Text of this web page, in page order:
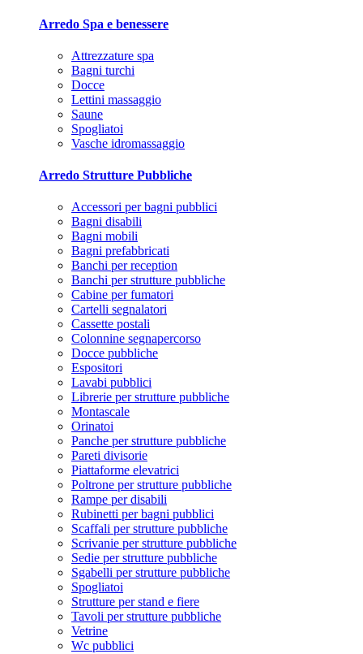
Arredo Spa e benessere
Attrezzature spa
Bagni turchi
Docce
Lettini massaggio
Saune
Spogliatoi
Vasche idromassaggio
Arredo Strutture Pubbliche
Accessori per bagni pubblici
Bagni disabili
Bagni mobili
Bagni prefabbricati
Banchi per reception
Banchi per strutture pubbliche
Cabine per fumatori
Cartelli segnalatori
Cassette postali
Colonnine segnapercorso
Docce pubbliche
Espositori
Lavabi pubblici
Librerie per strutture pubbliche
Montascale
Orinatoi
Panche per strutture pubbliche
Pareti divisorie
Piattaforme elevatrici
Poltrone per strutture pubbliche
Rampe per disabili
Rubinetti per bagni pubblici
Scaffali per strutture pubbliche
Scrivanie per strutture pubbliche
Sedie per strutture pubbliche
Sgabelli per strutture pubbliche
Spogliatoi
Strutture per stand e fiere
Tavoli per strutture pubbliche
Vetrine
Wc pubblici